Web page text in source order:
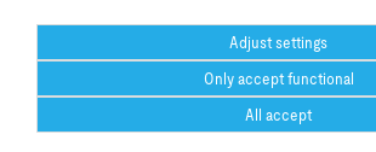
Help Desk
Upozorňujeme, že na
vašich nastavení nemusia
dostupné všetky funkcie
Toto rozhodnutie môžete
samozrejme kedykoľvek
Adjust settings
Only accept functional
All accept